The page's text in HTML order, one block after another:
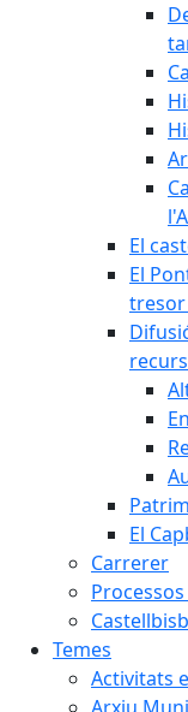
El
El
tresor
El
Carrerer
Temes
Activitats